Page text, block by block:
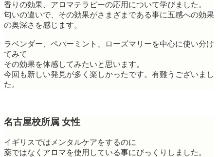
香りの効果、アロマテラピーの応用について学びました。
匂いの違いで、その効果がさまざまである事に五感への効果
の奥深さを感じます。
ラベンダー、ペパーミント、ローズマリーを中心に使い分け
てみて
その効果を体感してみたいと思います。
今回も新しい発見が多く楽しかったです。有難うございまし
た。
名古屋校所属 女性
イギリスではメンタルケアをするのに
薬ではなくアロマを使用している事にびっくりしました。